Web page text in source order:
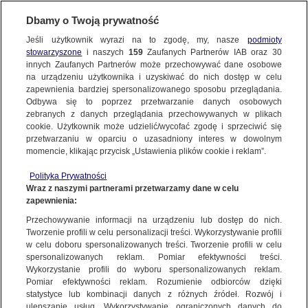
BIURO REKLAMY TVN MEDIA
WYBIERZ STACJĘ
TVN
TVN 7
TTV
METRO
TVN24
TVN24 BIS
EUROSPORT 1
EUROSPORT 2
Discovery
Discovery Historia
Discovery Science
Animal Planet HD
TVN Style
Travel Channel
TLC
HGTV
FOOD NETWORK
TVN Fabuła
Disney Junior jest mieszanką niezwykłych opowieści dla
najmłodszych. Seriale Disney Junior to rozrywka z elementami
edukacyjnymi w towarzystwie ulubionych postaci Disneya.
Kontent stacji obejmuje telewizję oraz digital – szerokie
możliwości komunikacji w kanałach YouTube Disneya!
WIĘCEJ INFORMACJI O KANALE
PARAMETRY MEDIOWE PROFIL WIDZA
Dbamy o Twoją prywatność
Jeśli użytkownik wyrazi na to zgodę, my, nasze podmioty
stowarzyszone i naszych 159Zaufanych Partnerów IAB oraz 30
innych Zaufanych Partnerów może przechowywać dane osobowe
na urządzeniu użytkownika i uzyskiwać do nich dostęp w celu
zapewnienia bardziej spersonalizowanego sposobu przeglądania.
Odbywa się to poprzez przetwarzanie danych osobowych
zebranych z danych przeglądania przechowywanych w plikach
cookie. Użytkownik może udzielić/wycofać zgodę i sprzeciwić się
przetwarzaniu w oparciu o uzasadniony interes w dowolnym
momencie, klikając przycisk „Ustawienia plików cookie i reklam”.
Polityka Prywatności
Wraz z naszymi partnerami przetwarzamy dane w celu
zapewnienia:
Przechowywanie informacji na urządzeniu lub dostęp do nich.
Tworzenie profili w celu personalizacji treści. Wykorzystywanie profili
w celu doboru spersonalizowanych treści. Tworzenie profili w celu
spersonalizowanych reklam. Pomiar efektywności treści.
Wykorzystanie profili do wyboru spersonalizowanych reklam.
Pomiar efektywności reklam. Rozumienie odbiorców dzięki
statystyce lub kombinacji danych z różnych źródeł. Rozwój i